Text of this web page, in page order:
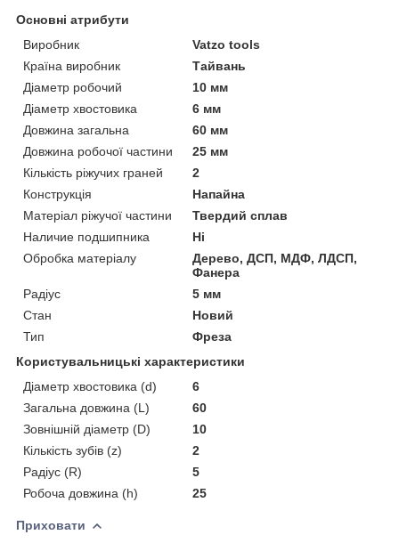
Основні атрибути
Виробник
Vatzo tools
Країна виробник
Тайвань
Діаметр робочий
10 мм
Діаметр хвостовика
6 мм
Довжина загальна
60 мм
Довжина робочої частини
25 мм
Кількість ріжучих граней
2
Конструкція
Напайна
Матеріал ріжучої частини
Твердий сплав
Наличие подшипника
Ні
Обробка матеріалу
Дерево, ДСП, МДФ, ЛДСП,
Фанера
Радіус
5 мм
Стан
Новий
Тип
Фреза
Користувальницькі характеристики
Діаметр хвостовика (d)
6
Загальна довжина (L)
60
Зовнішній діаметр (D)
10
Кількість зубів (z)
2
Радіус (R)
5
Робоча довжина (h)
25
Приховати